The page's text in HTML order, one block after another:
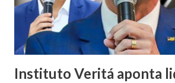
isso que Valmir de Francisquinho disse
se a sua mulher poderia ser uma...
Instituto Veritá aponta